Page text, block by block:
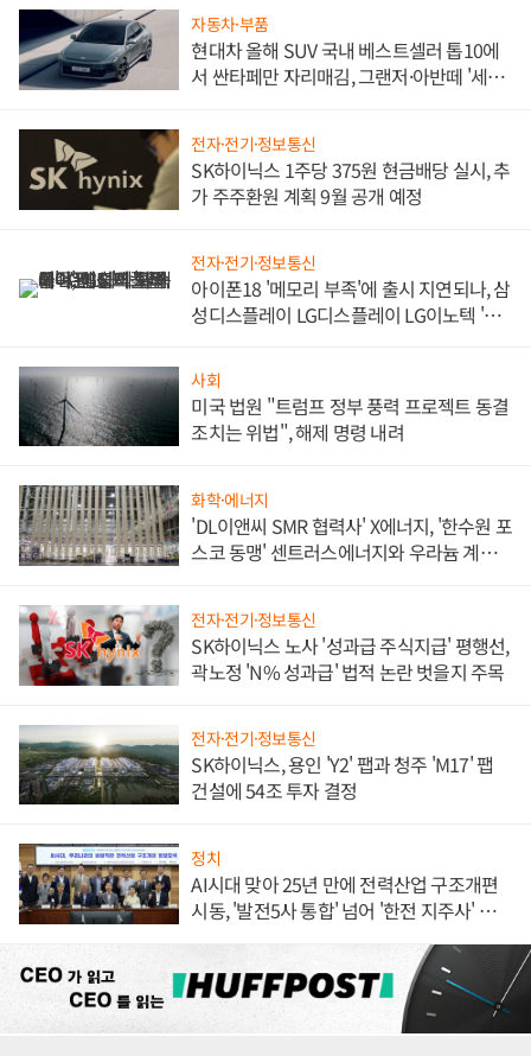
자동차·부품
현대차 올해 SUV 국내 베스트셀러 톱10에
서 싼타페만 자리매김, 그랜저·아반떼 '세단
전자·전기·정보통신
SK하이닉스 1주당 375원 현금배당 실시, 추
가 주주환원 계획 9월 공개 예정
전자·전기·정보통신
아이폰18 '메모리 부족'에 출시 지연되나, 삼
성디스플레이 LG디스플레이 LG이노텍 '탈
사회
미국 법원 "트럼프 정부 풍력 프로젝트 동결
조치는 위법", 해제 명령 내려
화학·에너지
'DL이앤씨 SMR 협력사' X에너지, '한수원 포
스코 동맹' 센트러스에너지와 우라늄 계약
전자·전기·정보통신
SK하이닉스 노사 '성과급 주식지급' 평행선,
곽노정 'N% 성과급' 법적 논란 벗을지 주목
전자·전기·정보통신
SK하이닉스, 용인 'Y2' 팹과 청주 'M17' 팹
건설에 54조 투자 결정
정치
AI시대 맞아 25년 만에 전력산업 구조개편
시동, '발전5사 통합' 넘어 '한전 지주사' 재편